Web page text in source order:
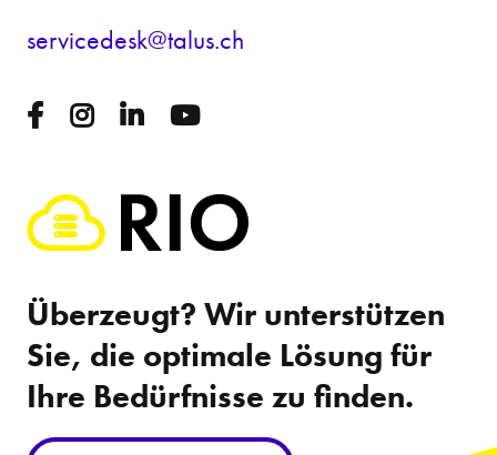
s rv c d sk t l s ch
Überzeugt? Wir unterstützen
Sie, die optimale Lösung für
Ihre Bedürfnisse zu finden.